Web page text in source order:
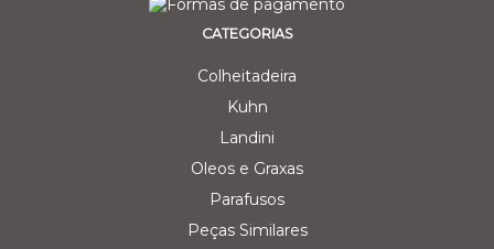
CATEGORIAS
Colheitadeira
Kuhn
Landini
Oleos e Graxas
Parafusos
Peças Similares